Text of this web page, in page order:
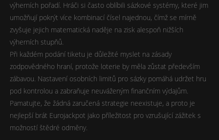
výherních pořadí. Hráči si často oblíbili sázkové systémy, které jim
umožňují pokrýt více kombinací čísel najednou, čímž se mírně
zvyšuje jejich matematická naděje na zisk alespoň nižších
výherních stupňů.
Při každém podání tiketu je důležité myslet na zásady
zodpovědného hraní, protože loterie by měla zůstat především
zábavou. Nastavení osobních limitů pro sázky pomáhá udržet hru
pod kontrolou a zabraňuje neuváženým finančním výdajům.
Pamatujte, že žádná zaručená strategie neexistuje, a proto je
nejlepší brát Eurojackpot jako příležitost pro vzrušující zážitek s
možností štědré odměny.